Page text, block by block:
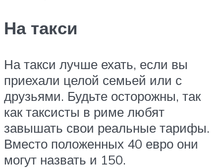
На такси
На такси лучше ехать, если вы
приехали целой семьей или с
друзьями. Будьте осторожны, так
как таксисты в риме любят
завышать свои реальные тарифы.
Вместо положенных 40 евро они
могут назвать и 150.